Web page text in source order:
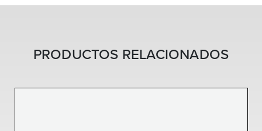
PRODUCTOS RELACIONADOS